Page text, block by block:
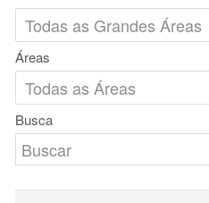
Áreas
Busca